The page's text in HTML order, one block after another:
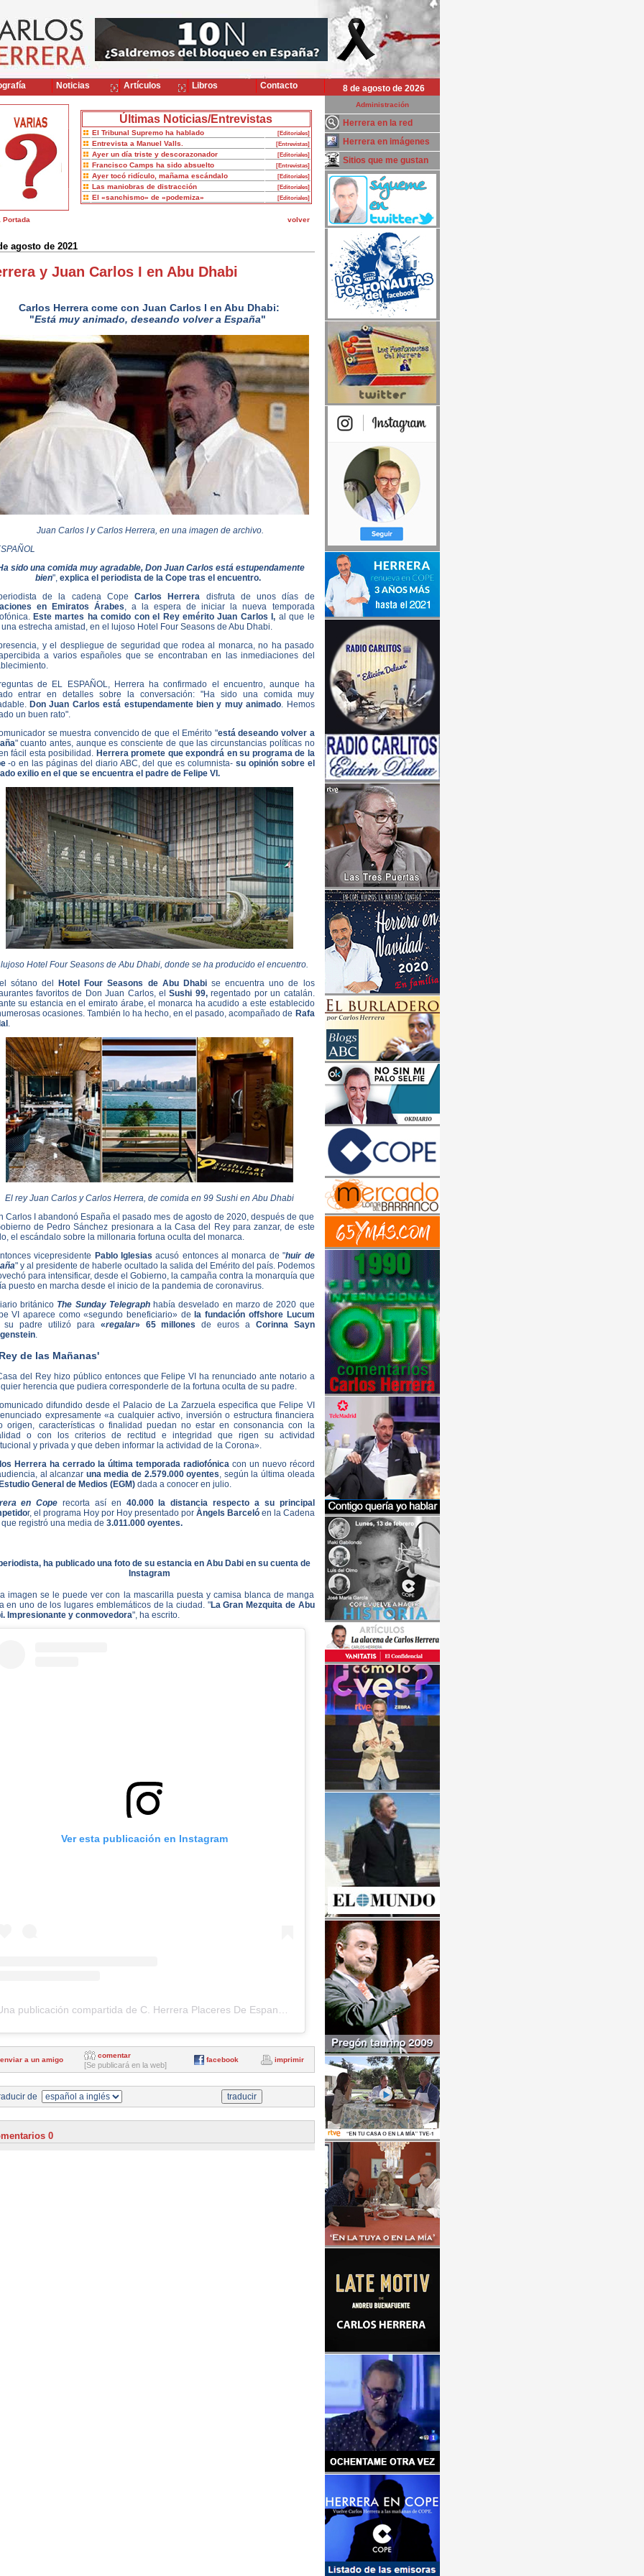
8 de agosto de 2026
Últimas Noticias/Entrevistas
El Tribunal Supremo ha hablado [Editoriales]
Entrevista a Manuel Valls. [Entrevistas]
Ayer un día triste y descorazonador [Editoriales]
Francisco Camps ha sido absuelto [Entrevistas]
Ayer tocó ridículo, mañama escándalo [Editoriales]
Las maniobras de distracción [Editoriales]
El «sanchismo» de «podemiza» [Editoriales]
Portada volver
agosto de 2021
y Juan Carlos I en Abu Dhabi
Carlos Herrera come con Juan Carlos I en Abu Dhabi:
"Está muy animado, deseando volver a España"
Juan Carlos I y Carlos Herrera, en una imagen de archivo.
sido una comida muy agradable, Don Juan Carlos está estupendamente
bien", explica el periodista de la Cope tras el encuentro.
de la cadena Cope Carlos Herrera disfruta de unos días de
en Emiratos Árabes, a la espera de iniciar la nueva temporada
Este martes ha comido con el Rey emérito Juan Carlos I, al que le
estrecha amistad, en el lujoso Hotel Four Seasons de Abu Dhabi.
y el despliegue de seguridad que rodea al monarca, no ha pasado
a varios españoles que se encontraban en las inmediaciones del
de EL ESPAÑOL, Herrera ha confirmado el encuentro, aunque ha
entrar en detalles sobre la conversación: "Ha sido una comida muy
Don Juan Carlos está estupendamente bien y muy animado. Hemos
un buen rato".
se muestra convencido de que el Emérito "está deseando volver a
" cuanto antes, aunque es consciente de que las circunstancias políticas no
fácil esta posibilidad. Herrera promete que expondrá en su programa de la
-o en las páginas del diario ABC, del que es columnista- su opinión sobre el
exilio en el que se encuentra el padre de Felipe VI.
Hotel Four Seasons de Abu Dhabi, donde se ha producido el encuentro.
sótano del
Hotel Four Seasons de Abu Dhabise encuentra uno de los
favoritos de Don Juan Carlos, elSushi 99,regentado por un catalán.
su estancia en el emirato árabe, el monarca ha acudido a este establecido
ocasiones. También lo ha hecho, en el pasado, acompañado de Rafa
.
El rey Juan Carlos y Carlos Herrera, de comida en 99 Sushi en Abu Dhabi
Carlos I abandonó España el pasado mes de agosto de 2020, después de que
de Pedro Sánchez presionara a la Casa del Rey para zanzar, de este
el escándalo sobre la millonaria fortuna oculta del monarca.
vicepresidente Pablo Iglesias acusó entonces al monarca de "huir de
" y al presidente de haberle ocultado la salida del Emérito del país. Podemos
para intensificar, desde el Gobierno, la campaña contra la monarquía que
puesto en marcha desde el inicio de la pandemia de coronavirus.
británico The Sunday Telegraphhabía desvelado en marzo de 2020 que
VI aparece como «segundo beneficiario» de la fundación offshore Lucum
su padre utilizó para «regalar» 65 millonesde euros a Corinna Sayn
.
de las Mañanas'
del Rey hizo público entonces que Felipe VI ha renunciado ante notario a
herencia que pudiera corresponderle de la fortuna oculta de su padre.
difundido desde el Palacio de La Zarzuela especifica que Felipe VI
expresamente «a cualquier activo, inversión o estructura financiera
origen, características o finalidad puedan no estar en consonancia con la
o con los criterios de rectitud e integridad que rigen su actividad
y privada y que deben informar la actividad de la Corona».
Herrera ha cerrado la última temporada radiofónicacon un nuevo récord
al alcanzar una media de 2.579.000 oyentes, según la última oleada
General de Medios (EGM)dada a conocer en julio.
en Cope recorta así en 40.000 la distancia respecto a su principal
r, el programa Hoy por Hoy presentado por Àngels Barcelóen la Cadena
que registró una media de 3.011.000 oyentes.
ha publicado una foto de su estancia en Abu Dabi en su cuenta de
Instagram
imagen se le puede ver con la mascarilla puesta y camisa blanca de manga
en uno de los lugares emblemáticos de la ciudad. "La Gran Mezquita de Abu
Impresionante y conmovedora", ha escrito.
Ver esta publicación en Instagram
enviar a un amigo
comentar
[Se publicará en la web]
facebook imprimir
de
0
Administración
Herrera en la red
Herrera en imágenes
Sitios que me gustan
Noticias Artículos Libros Contacto